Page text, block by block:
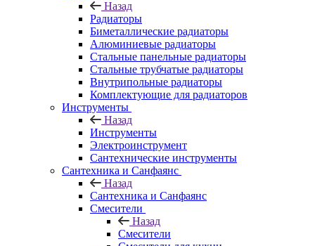
Назад
Радиаторы
Биметаллические радиаторы
Алюминиевые радиаторы
Стальные панельные радиаторы
Стальные трубчатые радиаторы
Внутрипольные радиаторы
Комплектующие для радиаторов
Инструменты
Назад
Инструменты
Электроинструмент
Сантехнические инструменты
Сантехника и Санфаянс
Назад
Сантехника и Санфаянс
Смесители
Назад
Смесители